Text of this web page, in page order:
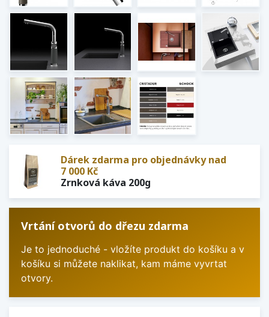
Dárek zdarma pro objednávky nad
7 000 Kč
Zrnková káva 200g
Vrtání otvorů do dřezu zdarma
Je to jednoduché - vložíte produkt do košíku a v
košíku si můžete naklikat, kam máme vyvrtat
otvory.